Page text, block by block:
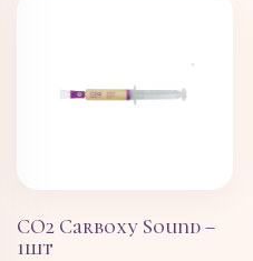
CO2 Carboxy Sound –
1шт